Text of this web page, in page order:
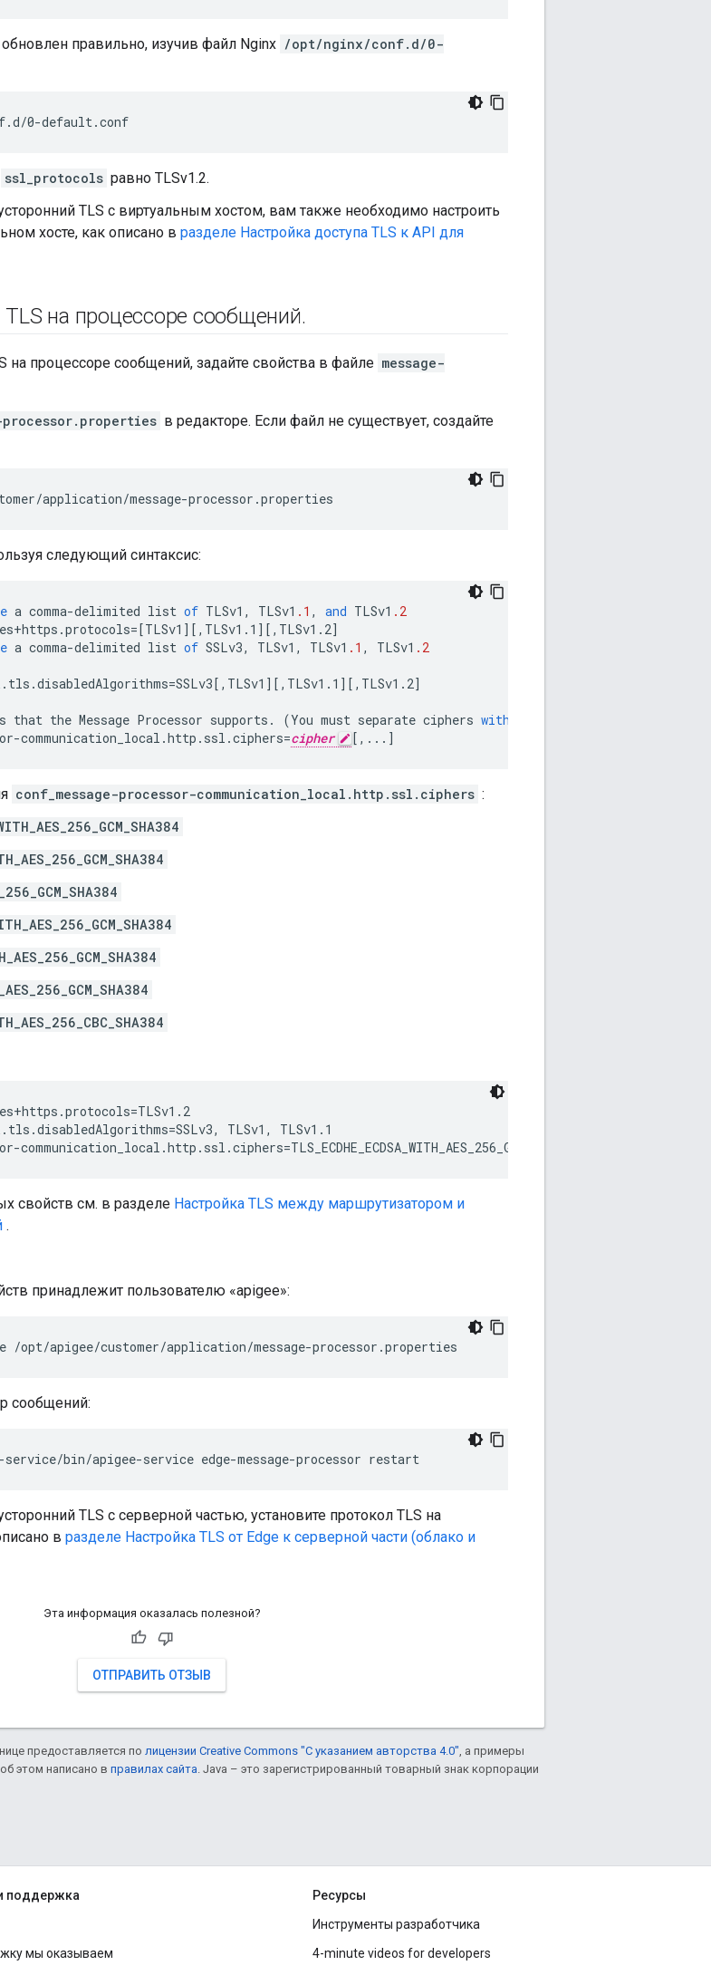
правильно, изучив файл Nginx /opt/nginx/conf.d/0-
0-default.conf
ssl_protocols равно TLSv1.2.
TLS с виртуальным хостом, вам также необходимо настроить
хосте, как описано в разделе Настройка доступа TLS к API для
TLS на процессоре сообщений.
на процессоре сообщений, задайте свойства в файле message-
processor.properties в редакторе. Если файл не существует, создайте
application/message-processor.properties
следующий синтаксис:
a comma-delimited list of TLSv1 , TLSv1 .1 , and TLSv1 .2
+https .protocols=[TLSv1 ][ ,TLSv1.1 ][ ,TLSv1.2]
a comma-delimited list of SSLv3, TLSv1 , TLSv1 .1 , TLSv1 .2
. tls .disabledAlgorithms=SSLv3[ ,TLSv1 ][ ,TLSv1.1 ][ ,TLSv1.2]
that the Message Processor supports . (You must separate ciphers with
-communication_local .http . ssl .ciphers=cipher [ ,... ]
conf_message-processor-communication_local.http.ssl.ciphers :
TLSv1, TLSv1.1
свойств см. в разделе Настройка TLS между маршрутизатором и
.
принадлежит пользователю «apigee»:
/opt/apigee/customer/application/message-processor.properties
сообщений:
bin/apigee-service edge-message-processor restart
TLS с серверной частью, установите протокол TLS на
в разделе Настройка TLS от Edge к серверной части (облако и
Эта информация оказалась полезной?
ОТПРАВИТЬ ОТЗЫВ
предоставляется по лицензии Creative Commons "С указанием авторства 4.0", а примеры
этом написано в правилах сайта. Java – это зарегистрированный товарный знак корпорации
поддержка
мы оказываем
Ресурсы
Инструменты разработчика
4-minute videos for developers